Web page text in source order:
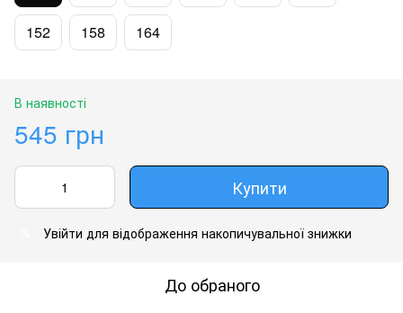
152 158 164
В наявності
545 грн
Купити
Увійти для відображення накопичувальної знижки
До обраного